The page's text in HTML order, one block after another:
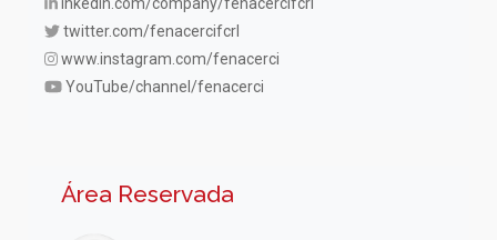
inkedin.com/company/fenacercifcrl
twitter.com/fenacercifcrl
www.instagram.com/fenacerci
YouTube/channel/fenacerci
Área Reservada